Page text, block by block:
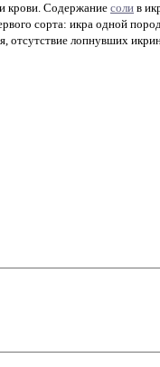
крови. Содержаниесоли в
сорта: икра одной
отсутствие лопнувших